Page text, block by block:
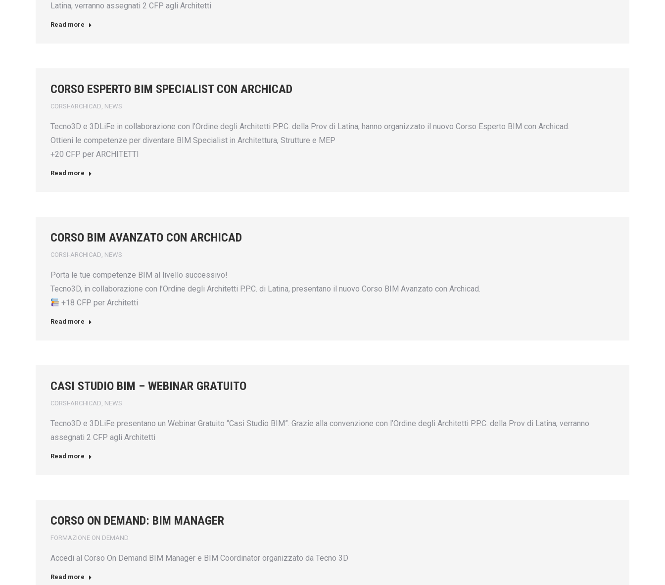
Latina, verranno assegnati 2 CFP agli Architetti
Read more
CORSO ESPERTO BIM SPECIALIST CON ARCHICAD
CORSI-ARCHICAD, NEWS
Tecno3D e 3DLiFe in collaborazione con l’Ordine degli Architetti P.P.C. della Prov di Latina, hanno organizzato il nuovo Corso Esperto BIM con Archicad.
Ottieni le competenze per diventare BIM Specialist in Architettura, Strutture e MEP
+20 CFP per ARCHITETTI
Read more
CORSO BIM AVANZATO CON ARCHICAD
CORSI-ARCHICAD, NEWS
Porta le tue competenze BIM al livello successivo!
Tecno3D, in collaborazione con l’Ordine degli Architetti P.P.C. di Latina, presentano il nuovo Corso BIM Avanzato con Archicad.
+18 CFP per Architetti
Read more
CASI STUDIO BIM – WEBINAR GRATUITO
CORSI-ARCHICAD, NEWS
Tecno3D e 3DLiFe presentano un Webinar Gratuito “Casi Studio BIM”. Grazie alla convenzione con l’Ordine degli Architetti P.P.C. della Prov di Latina, verranno
assegnati 2 CFP agli Architetti
Read more
CORSO ON DEMAND: BIM MANAGER
FORMAZIONE ON DEMAND
Accedi al Corso On Demand BIM Manager e BIM Coordinator organizzato da Tecno 3D
Read more